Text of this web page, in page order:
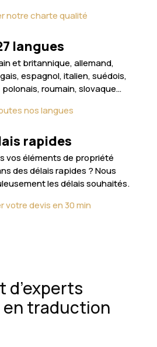
notre charte qualité
langues
et britannique, allemand,
espagnol, italien, suédois,
roumain, slovaque…
nos langues
rapides
vos éléments de propriété
des délais rapides ? Nous
les délais souhaités.
votre devis en 30 min
d’experts
en traduction